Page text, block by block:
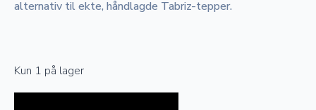
alternativ til ekte, håndlagde Tabriz-tepper.
Kun 1 på lager